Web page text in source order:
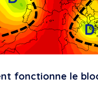
fonctionne le